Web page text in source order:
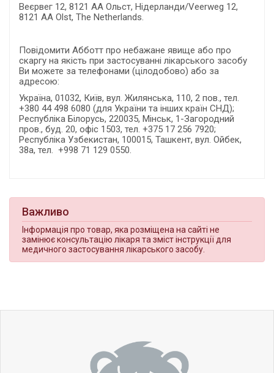
Веєрвег 12, 8121 АА Ольст, Нідерланди/Veerweg 12,
8121 АА Olst, The Netherlands.
Повідомити Абботт про небажане явище або про
скаргу на якість при застосуванні лікарського засобу
Ви можете за телефонами (цілодобово) або за
адресою:
Україна, 01032, Київ, вул. Жилянська, 110, 2 пов., тел.
+380 44 498 6080 (для України та інших країн СНД);
Республіка Білорусь, 220035, Мінськ, 1-Загородний
пров., буд. 20, офіс 1503, тел. +375 17 256 7920;
Республіка Узбекистан, 100015, Ташкент, вул. Ойбек,
38а, тел. +998 71 129 0550.
Важливо
Інформація про товар, яка розміщена на сайті не
замінює консультацію лікаря та зміст інструкції для
медичного застосування лікарського засобу.